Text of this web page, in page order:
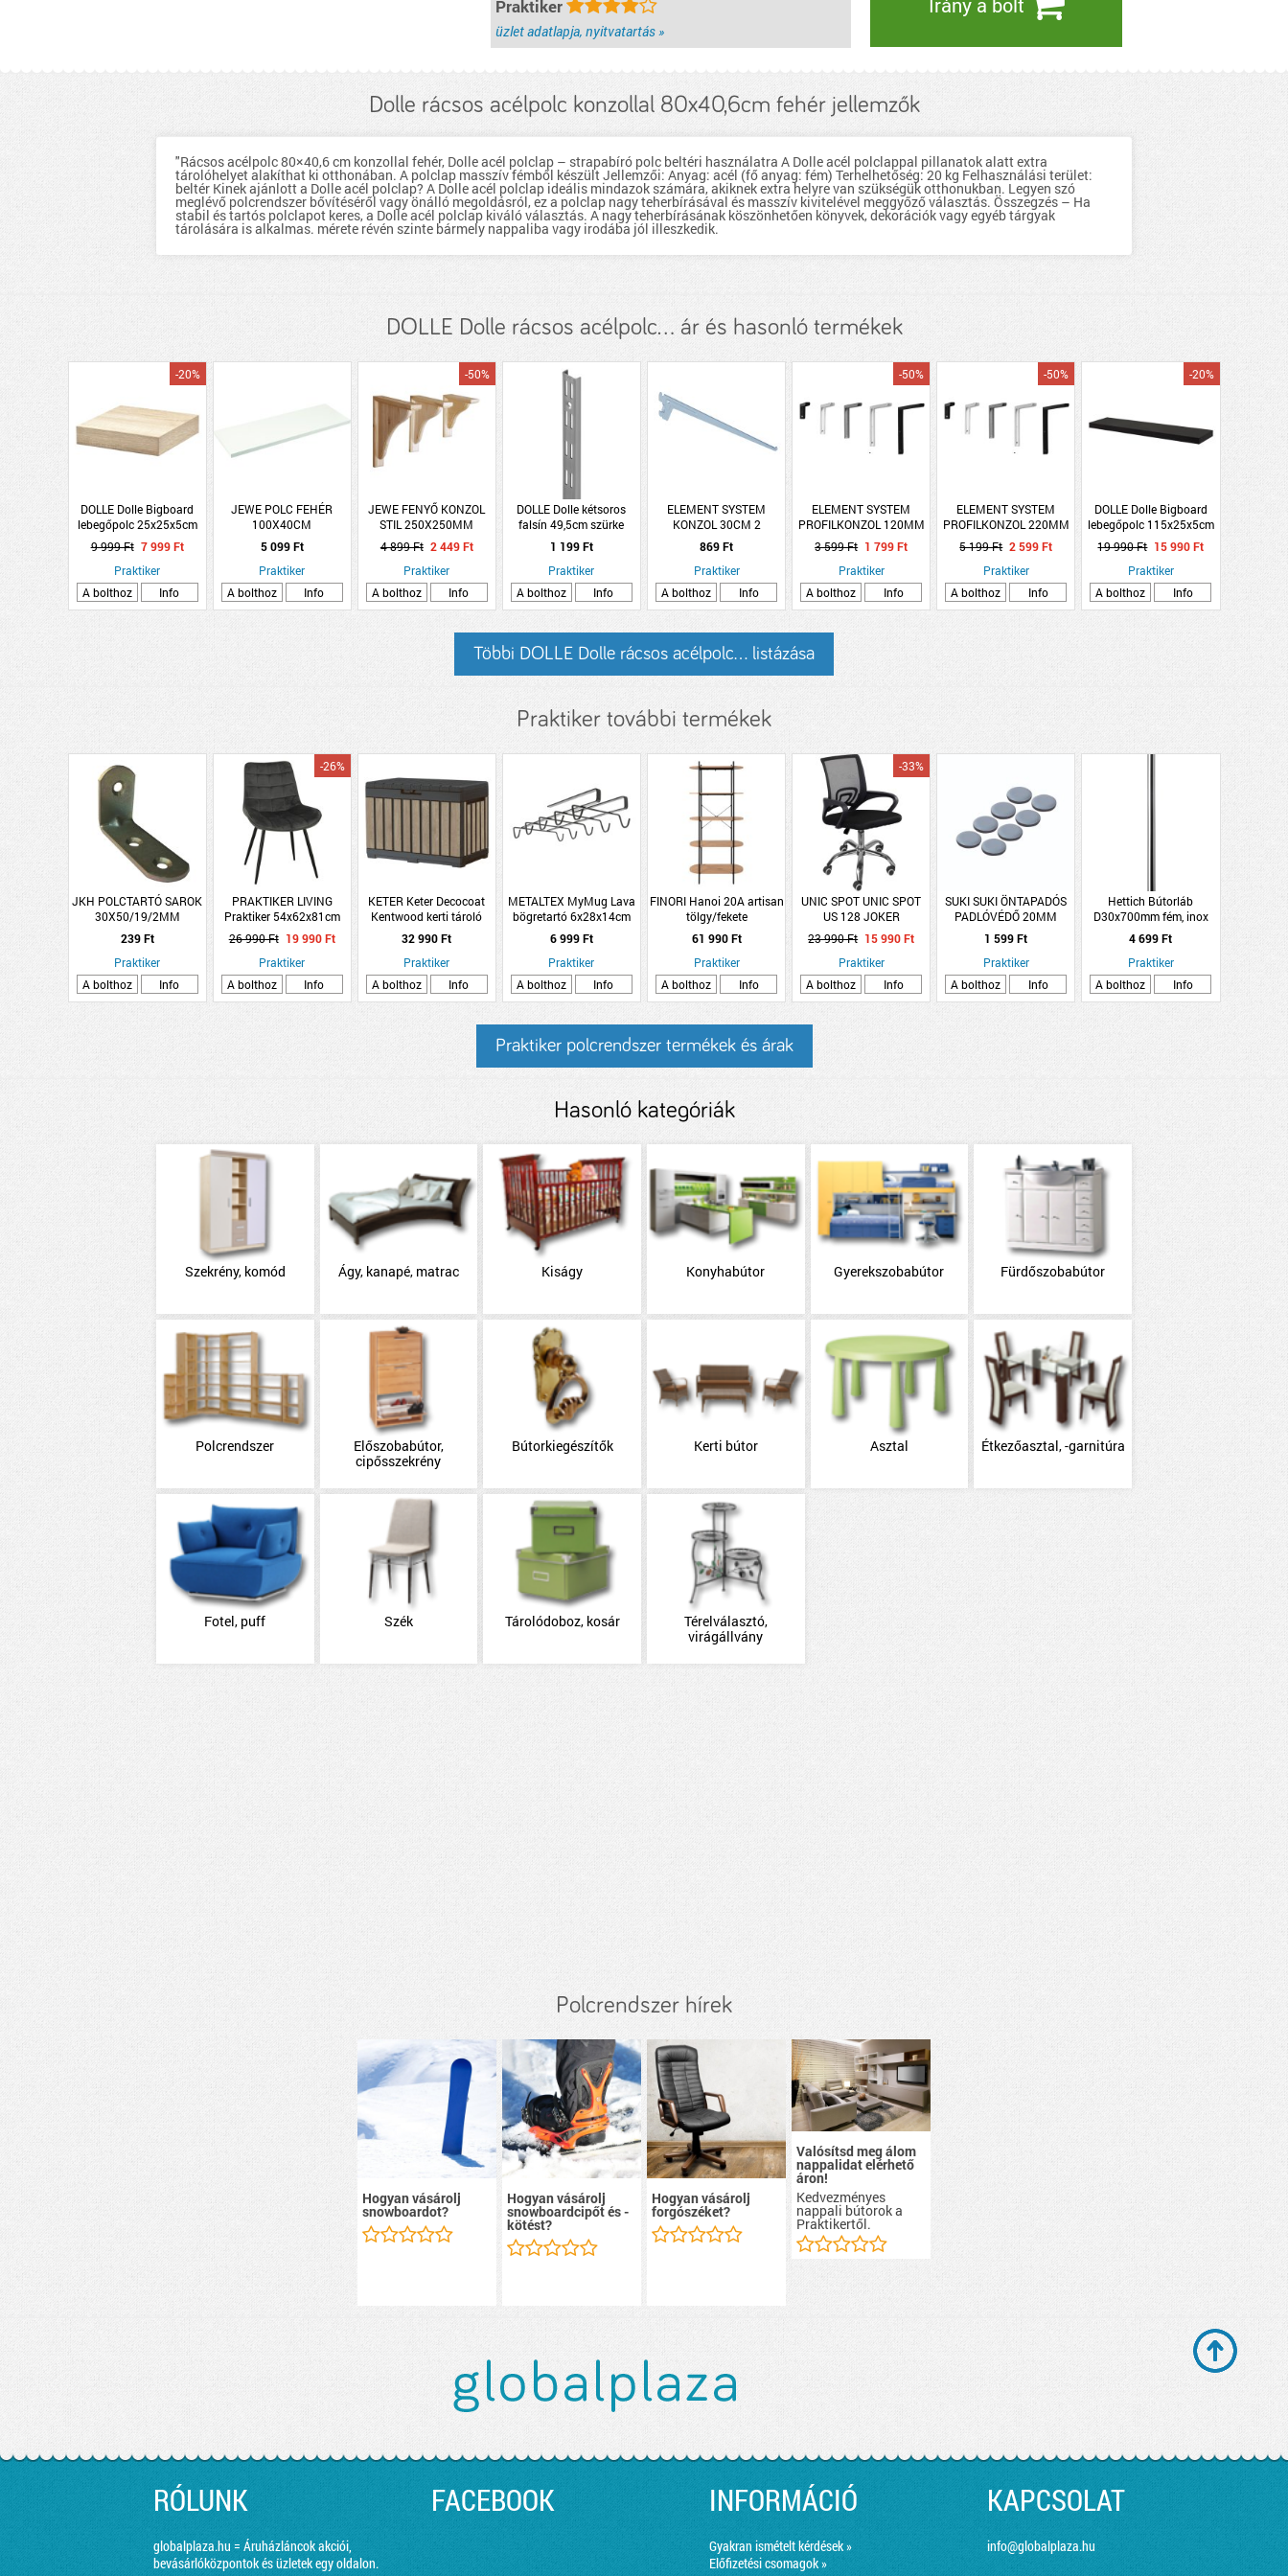
Praktiker
üzlet adatlapja, nyitvatartás »
Dolle rácsos acélpolc konzollal 80x40,6cm fehér jellemzők
"Rácsos acélpolc 80×40,6 cm konzollal fehér, Dolle acél polclap – strapabíró polc beltéri használatra A Dolle acél polclappal pillanatok alatt extra
tárolóhelyet alakíthat ki otthonában. A polclap masszív fémből készült Jellemzői: Anyag: acél (fő anyag: fém) Terhelhetőség: 20 kg Felhasználási terület:
beltér Kinek ajánlott a Dolle acél polclap? A Dolle acél polclap ideális mindazok számára, akiknek extra helyre van szükségük otthonukban. Legyen szó
meglévő polcrendszer bővítéséről vagy önálló megoldásról, ez a polclap nagy teherbírásával és masszív kivitelével meggyőző választás. Összegzés – Ha
stabil és tartós polclapot keres, a Dolle acél polclap kiváló választás. A nagy teherbírásának köszönhetően könyvek, dekorációk vagy egyéb tárgyak
tárolására is alkalmas. mérete révén szinte bármely nappaliba vagy irodába jól illeszkedik.
DOLLE Dolle rácsos acélpolc... ár és hasonló termékek
DOLLE Dolle Bigboard
lebegőpolc 25x25x5cm
tölgy
-20%
9 999 Ft 7 999 Ft
Praktiker
A bolthoz
Info
JEWE POLC FEHÉR
100X40CM
5 099 Ft
Praktiker
A bolthoz
Info
JEWE FENYŐ KONZOL
STIL 250X250MM
-50%
4 899 Ft 2 449 Ft
Praktiker
A bolthoz
Info
DOLLE Dolle kétsoros
falsín 49,5cm szürke
1 199 Ft
Praktiker
A bolthoz
Info
ELEMENT SYSTEM
KONZOL 30CM 2
HORGOS FEHÉR
869 Ft
Praktiker
A bolthoz
Info
ELEMENT SYSTEM
PROFILKONZOL 120MM
FEHÉR
-50%
3 599 Ft 1 799 Ft
Praktiker
A bolthoz
Info
ELEMENT SYSTEM
PROFILKONZOL 220MM
EZÜST
-50%
5 199 Ft 2 599 Ft
Praktiker
A bolthoz
Info
DOLLE Dolle Bigboard
lebegőpolc 115x25x5cm
fekete
-20%
19 990 Ft 15 990 Ft
Praktiker
A bolthoz
Info
Többi DOLLE Dolle rácsos acélpolc... listázása
Praktiker további termékek
JKH POLCTARTÓ SAROK
30X50/19/2MM
239 Ft
Praktiker
A bolthoz
Info
PRAKTIKER LIVING
Praktiker 54x62x81cm
szürke bársony
étkezőszék
-26%
26 990 Ft 19 990 Ft
Praktiker
A bolthoz
Info
KETER Keter Decocoat
Kentwood kerti tároló
190l műanyag kőrisfa
32 990 Ft
Praktiker
A bolthoz
Info
METALTEX MyMug Lava
bögretartó 6x28x14cm
rozsdamentes acél
6 999 Ft
Praktiker
A bolthoz
Info
FINORI Hanoi 20A artisan
tölgy/fekete
80x174x34,5cm 5 polcos
könyvespolc
61 990 Ft
Praktiker
A bolthoz
Info
UNIC SPOT UNIC SPOT
US 128 JOKER
FORGÓSZÉK 62X53X85-
95CM, FEKETE
TEHERBÍRÁS: 100KG
-33%
23 990 Ft 15 990 Ft
Praktiker
A bolthoz
Info
SUKI SUKI ÖNTAPADÓS
PADLÓVÉDŐ 20MM
SZÜRKE 8DB/CSM
1 599 Ft
Praktiker
A bolthoz
Info
Hettich Bútorláb
D30x700mm fém, inox
design, hengeres
4 699 Ft
Praktiker
A bolthoz
Info
Praktiker polcrendszer termékek és árak
Hasonló kategóriák
Szekrény, komód Ágy, kanapé, matrac Kiságy Konyhabútor Gyerekszobabútor Fürdőszobabútor
Polcrendszer
Előszobabútor,
cipősszekrény
Bútorkiegészítők Kerti bútor Asztal Étkezőasztal, -garnitúra
Fotel, puff Szék Tárolódoboz, kosár
Térelválasztó,
virágállvány
Polcrendszer hírek
Hogyan vásárolj
snowboardot?
Hogyan vásárolj
snowboardcipőt és -
kötést?
Hogyan vásárolj
forgószéket?
Valósítsd meg álom
nappalidat elérhető
áron!
Kedvezményes
nappali bútorok a
Praktikertől.
RÓLUNK
globalplaza.hu = Áruházláncok akciói,
bevásárlóközpontok és üzletek egy oldalon.
FACEBOOK INFORMÁCIÓ
Gyakran ismételt kérdések »
Előfizetési csomagok »
KAPCSOLAT
info@globalplaza.hu